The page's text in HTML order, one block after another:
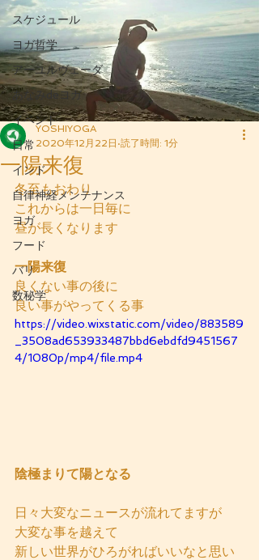
スケジュール
ヨガ哲学
アーユルヴェーダ
あなみdeヨガ
イベント
日常
インド
自律神経メンテナンス
ヨガ
フード
バリ
数秘学
一陽来復
YOSHIYOGA
2020年12月22日 読了時間: 1分
冬至もおわり
これからは一日毎に
昼が長くなります
一陽来復
良くない事の後に
良い事がやってくる事
https://video.wixstatic.com/video/883589
_3508ad653933487bbd6ebdfd9451567
4/1080p/mp4/file.mp4
陰極まりて陽となる
日々大変なニュースが流れてますが
大変な事を越えて
新しい世界がひろがればいいなと思い